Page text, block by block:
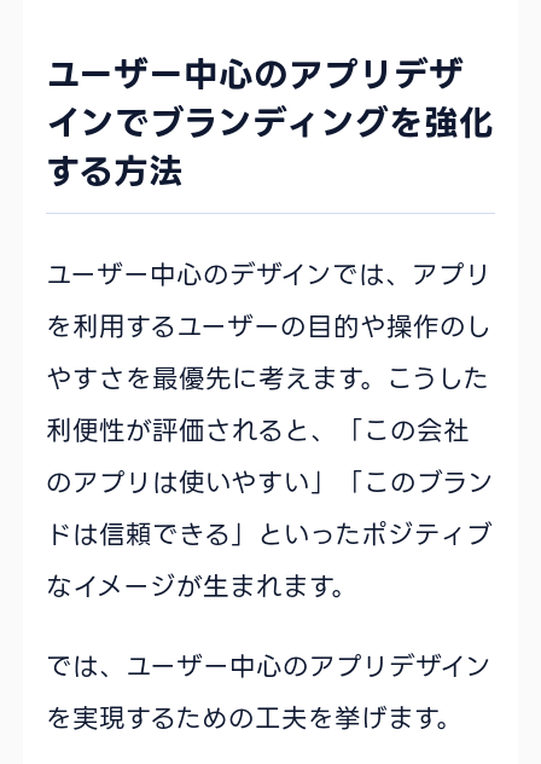
ユーザー中心のアプリデザ
インでブランディングを強化
する方法
ユーザー中心のデザインでは、アプリ
を利用するユーザーの目的や操作のし
やすさを最優先に考えます。こうした
利便性が評価されると、「この会社
のアプリは使いやすい」「このブラン
ドは信頼できる」といったポジティブ
なイメージが生まれます。
では、ユーザー中心のアプリデザイン
を実現するための工夫を挙げます。